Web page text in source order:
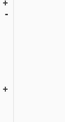
-
+